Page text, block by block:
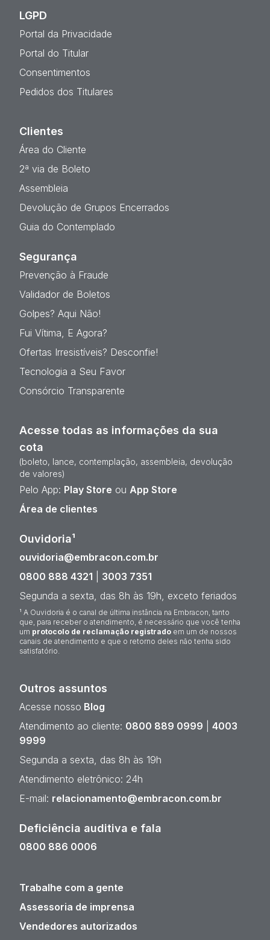
LGPD
Portal da Privacidade
Portal do Titular
Consentimentos
Pedidos dos Titulares
Clientes
Área do Cliente
2ª via de Boleto
Assembleia
Devolução de Grupos Encerrados
Guia do Contemplado
Segurança
Prevenção à Fraude
Validador de Boletos
Golpes? Aqui Não!
Fui Vítima, E Agora?
Ofertas Irresistíveis? Desconfie!
Tecnologia a Seu Favor
Consórcio Transparente
Acesse todas as informações da sua
cota
(boleto, lance, contemplação, assembleia, devolução
de valores)
Pelo App: Play Store ou App Store
Área de clientes
Ouvidoria¹
ouvidoria@embracon.com.br
0800 888 4321
3003 7351
Segunda a sexta, das 8h às 19h, exceto feriados
¹ A Ouvidoria é o canal de última instância na Embracon, tanto
que, para receber o atendimento, é necessário que você tenha
um protocolo de reclamação registrado em um de nossos
canais de atendimento e que o retorno deles não tenha sido
satisfatório.
Outros assuntos
Acesse nosso Blog
Atendimento ao cliente: 0800 889 0999
4003
9999
Segunda a sexta, das 8h às 19h
Atendimento eletrônico: 24h
E-mail: relacionamento@embracon.com.br
Deficiência auditiva e fala
0800 886 0006
Trabalhe com a gente
Assessoria de imprensa
Vendedores autorizados